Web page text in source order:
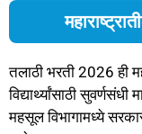
तलाठी भरती 2026 ही
विद्यार्थ्यांसाठी
महसूल विभागामध्ये